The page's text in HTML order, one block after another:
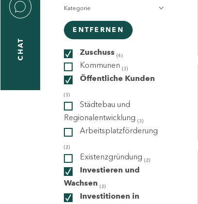
CHAT
Kategorie
ENTFERNEN
Zuschuss (4)
Kommunen (3)
Öffentliche Kunden
(3)
Städtebau und
Regionalentwicklung (3)
Arbeitsplatzförderung
(2)
Existenzgründung (2)
Investieren und
Wachsen (2)
Investitionen in